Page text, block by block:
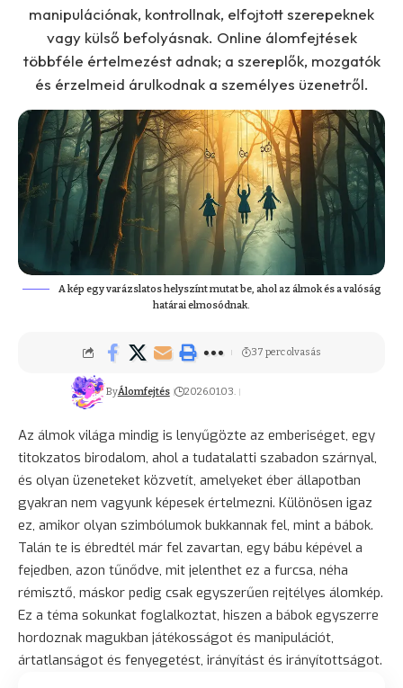
manipulációnak, kontrollnak, elfojtott szerepeknek
vagy külső befolyásnak. Online álomfejtések
többféle értelmezést adnak; a szereplők, mozgatók
és érzelmeid árulkodnak a személyes üzenetről.
A kép egy varázslatos helyszínt mutat be, ahol az álmok és a valóság
határai elmosódnak.
ByÁlomfejtés 2026.01.03.
37 perc olvasás
Az álmok világa mindig is lenyűgözte az emberiséget, egy
titokzatos birodalom, ahol a tudatalatti szabadon szárnyal,
és olyan üzeneteket közvetít, amelyeket éber állapotban
gyakran nem vagyunk képesek értelmezni. Különösen igaz
ez, amikor olyan szimbólumok bukkannak fel, mint a bábok.
Talán te is ébredtél már fel zavartan, egy bábu képével a
fejedben, azon tűnődve, mit jelenthet ez a furcsa, néha
rémisztő, máskor pedig csak egyszerűen rejtélyes álomkép.
Ez a téma sokunkat foglalkoztat, hiszen a bábok egyszerre
hordoznak magukban játékosságot és manipulációt,
ártatlanságot és fenyegetést, irányítást és irányítottságot.